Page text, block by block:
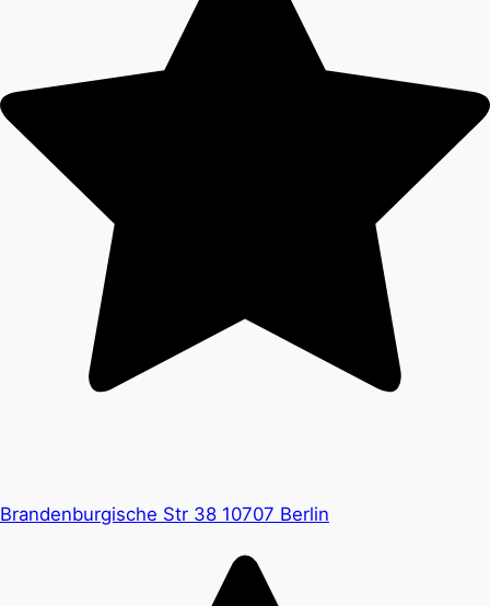
Brandenburgische Str 38 10707 Berlin